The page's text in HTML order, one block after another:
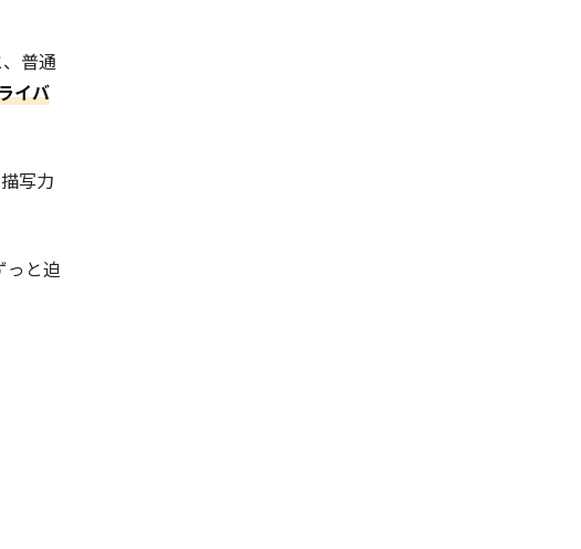
普通
イバ
写力
っと迫